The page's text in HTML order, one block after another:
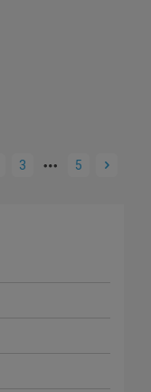
3 5